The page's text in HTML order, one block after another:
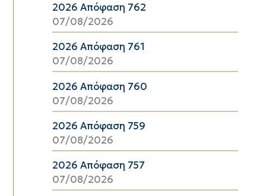
2026 Απόφαση 762
07/08/2026
2026 Απόφαση 761
07/08/2026
2026 Απόφαση 760
07/08/2026
2026 Απόφαση 759
07/08/2026
2026 Απόφαση 757
07/08/2026